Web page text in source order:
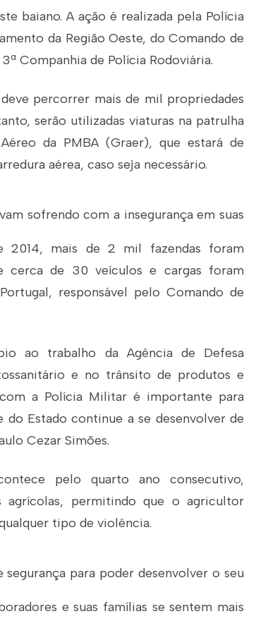
baiano. A ação é realizada pela Polícia
da Região Oeste, do Comando de
Companhia de Polícia Rodoviária.
percorrer mais de mil propriedades
serão utilizadas viaturas na patrulha
da PMBA (Graer), que estará de
aérea, caso seja necessário.
sofrendo com a insegurança em suas
2014, mais de 2 mil fazendas foram
cerca de 30 veículos e cargas foram
Portugal, responsável pelo Comando de
ao trabalho da Agência de Defesa
e no trânsito de produtos e
a Polícia Militar é importante para
Estado continue a se desenvolver de
Cezar Simões.
pelo quarto ano consecutivo,
agrícolas, permitindo que o agricultor
tipo de violência.
para poder desenvolver o seu
e suas famílias se sentem mais